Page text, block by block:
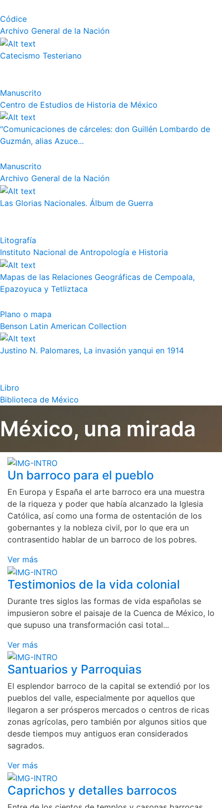
Códice
Archivo General de la Nación
Catecismo Testeriano
Manuscrito
Centro de Estudios de Historia de México
"Comunicaciones de cárceles: don Guillén Lombardo de
Guzmán, alias Azuce...
Manuscrito
Archivo General de la Nación
Las Glorias Nacionales. Álbum de Guerra
Litografía
Instituto Nacional de Antropología e Historia
Mapas de las Relaciones Geográficas de Cempoala,
Epazoyuca y Tetliztaca
Plano o mapa
Benson Latin American Collection
Justino N. Palomares, La invasión yanqui en 1914
Libro
Biblioteca de México
México, una mirada
Un barroco para el pueblo
En Europa y España el arte barroco era una muestra
de la riqueza y poder que había alcanzado la Iglesia
Católica, así como una forma de ostentación de los
gobernantes y la nobleza civil, por lo que era un
contrasentido hablar de un barroco de los pobres.
Ver más
Testimonios de la vida colonial
Durante tres siglos las formas de vida españolas se
impusieron sobre el paisaje de la Cuenca de México, lo
que supuso una transformación casi total...
Ver más
Santuarios y Parroquias
El esplendor barroco de la capital se extendió por los
pueblos del valle, especialmente por aquellos que
llegaron a ser prósperos mercados o centros de ricas
zonas agrícolas, pero también por algunos sitios que
desde tiempos muy antiguos eran considerados
sagrados.
Ver más
Caprichos y detalles barrocos